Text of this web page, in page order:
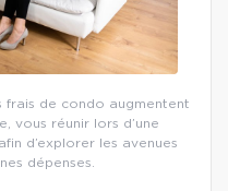
frais de condo augmentent
vous réunir lors d’une
d’explorer les avenues
dépenses.